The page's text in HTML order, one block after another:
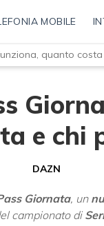
MOBILE
quanto
e chi
DAZN
Giornata, un
campionato di